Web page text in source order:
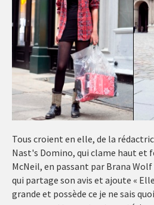
Tous croient en elle, de la
Nast's Domino, qui clame haut et
McNeil, en passant par Brana Wolf
qui partage son avis et ajoute «
grande et possède ce je ne sais